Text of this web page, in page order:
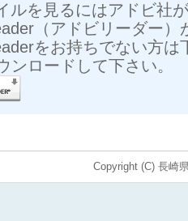
ルを見るにはアドビ社
（アドビリーダー）
をお持ちでない方は
ンロードして下さい。
Copyright (C) 長崎